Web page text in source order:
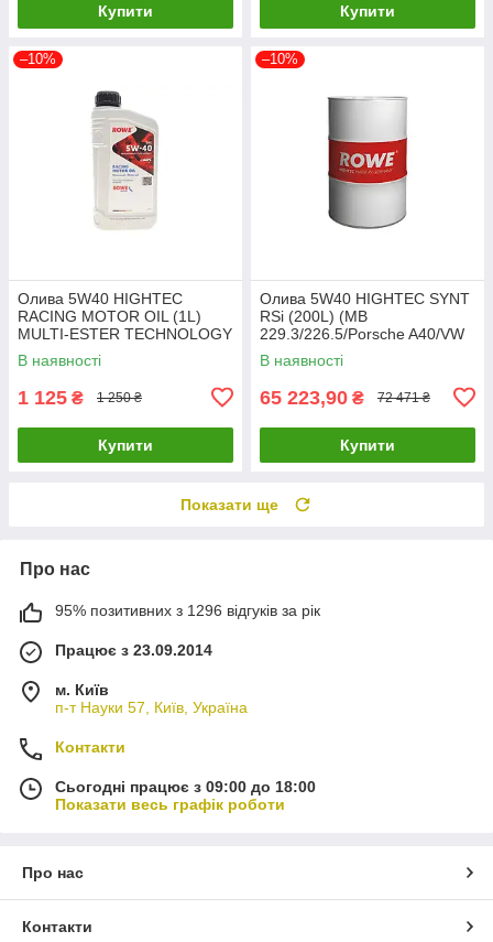
Купити Купити
–10%
Олива 5W40 HIGHTEC
RACING MOTOR OIL (1L)
MULTI-ESTER TECHNOLOGY
ROWE 20044-0010-99 UA61
В наявності
1 125 ₴ 1 250 ₴
Купити
–10%
Олива 5W40 HIGHTEC SYNT
RSi (200L) (MB
229.3/226.5/Porsche A40/VW
502 00/505 00/RN 0700/071
20068-2000-99 UA61
В наявності
65 223,90 ₴ 72 471 ₴
Купити
Показати ще
Про нас
95% позитивних з 1296 відгуків за рік
Працює з 23.09.2014
м. Київ
п-т Науки 57, Київ, Україна
Контакти
Сьогодні працює з 09:00 до 18:00
Показати весь графік роботи
Про нас
Контакти